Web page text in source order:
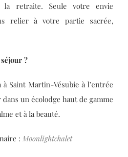
retraite. Seule votre envie
relier à votre partie sacrée,
?
Saint Martin-Vésubie à l’entrée
un écolodge haut de gamme
et à la beauté.
: Moonlightchalet